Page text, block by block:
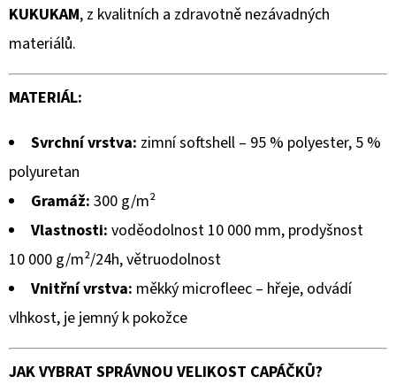
KUKUKAM, z kvalitních a zdravotně nezávadných
materiálů.
MATERIÁL:
Svrchní vrstva: zimní softshell – 95 % polyester, 5 %
polyuretan
Gramáž: 300 g/m²
Vlastnosti: voděodolnost 10 000 mm, prodyšnost
10 000 g/m²/24h, větruodolnost
Vnitřní vrstva: měkký microfleec – hřeje, odvádí
vlhkost, je jemný k pokožce
JAK VYBRAT SPRÁVNOU VELIKOST CAPÁČKŮ?